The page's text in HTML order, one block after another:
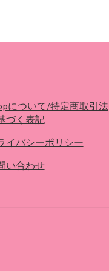
について/特定商取引法
づく表記
イバシーポリシー
い合わせ